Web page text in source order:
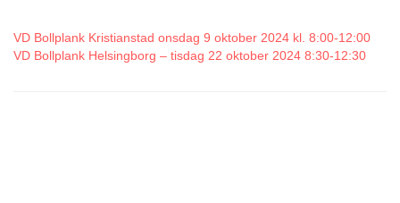
VD Bollplank Kristianstad onsdag 9 oktober 2024 kl. 8:00-12:00
VD Bollplank Helsingborg – tisdag 22 oktober 2024 8:30-12:30